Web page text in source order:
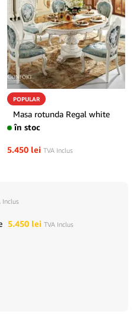
POPULAR
Masa rotunda Regal white
în stoc
5.450 lei TVA Inclus
Inclus
5.450 lei TVA Inclus